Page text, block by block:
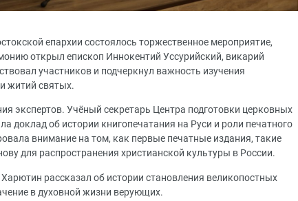
епархии состоялось торжественное мероприятие,
открыл епископ Иннокентий Уссурийский, викарий
участников и подчеркнул важность изучения
житий святых.
экспертов. Учёный секретарь Центра подготовки церковных
доклад об истории книгопечатания на Руси и роли печатного
внимание на том, как первые печатные издания, такие
для распространения христианской культуры в России.
рассказал об истории становления великопостных
в духовной жизни верующих.